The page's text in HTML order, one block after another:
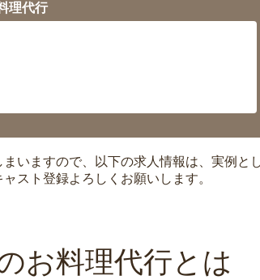
理代行
いますので、以下の求人情報は、実例と
スト登録よろしくお願いします。
お料理代行とは